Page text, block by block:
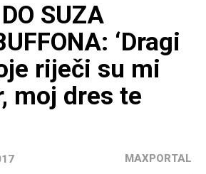
SUZA
‘Dragi
riječi su mi
moj dres te
MAXPORTAL